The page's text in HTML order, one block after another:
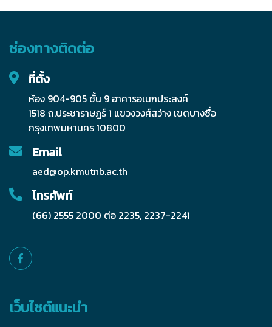
ช่องทางติดต่อ
ที่ตั้ง
ห้อง 904-905 ชั้น 9 อาคารอเนกประสงค์
1518 ถ.ประชาราษฎร์ 1 แขวงวงศ์สว่าง เขตบางซื่อ
กรุงเทพมหานคร 10800
Email
aed@op.kmutnb.ac.th
โทรศัพท์
(66) 2555 2000 ต่อ 2235, 2237-2241
เว็บไซต์แนะนำ